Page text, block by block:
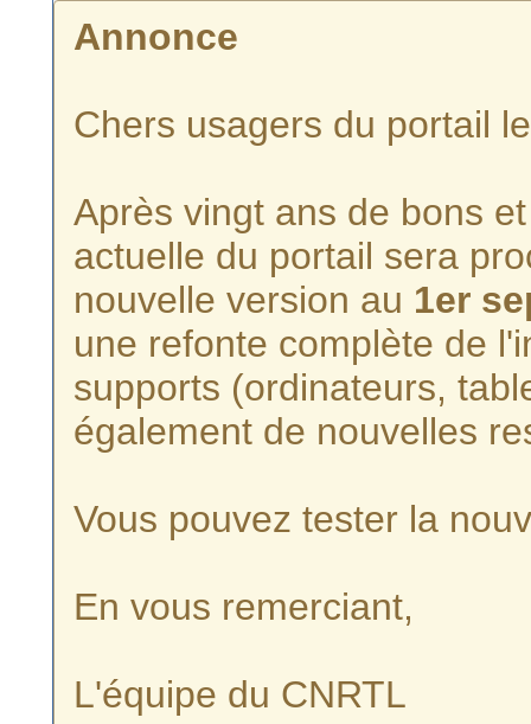
Annonce
Chers usagers du portail
Après vingt ans de bons
actuelle du portail sera
nouvelle version au 1er
une refonte complète de
supports (ordinateurs,
également de nouvelles
Vous pouvez tester la
En vous remerciant,
L'équipe du CNRTL